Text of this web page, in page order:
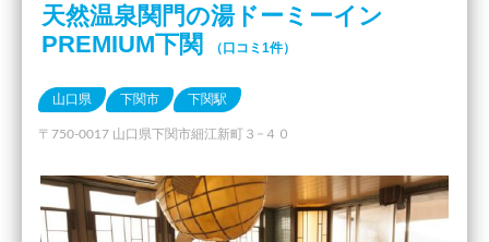
天然温泉関門の湯ドーミーイン
PREMIUM下関
（口コミ1件）
山口県 下関市 下関駅
〒750-0017 山口県下関市細江新町３−４０